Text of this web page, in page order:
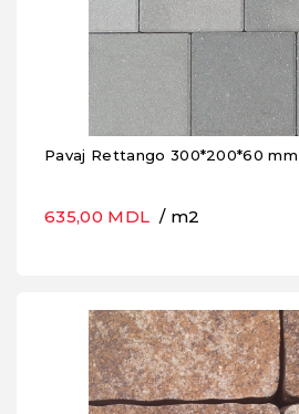
Pavaj Rettango 300*200*60
635,00 MDL / m2